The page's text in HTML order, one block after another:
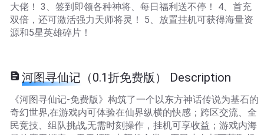
大佬！ 3、签到即领各种神将、每日福利送不停！ 4、首充
双倍，还可激活强力天师将灵！ 5、放置挂机可获得海量资
源和5星英雄碎片！
河图寻仙记（0.1折免费版） Description
《河图寻仙记-免费版》构筑了一个以东方神话传说为基石的
奇幻世界,在游戏内可体验在仙界纵横的快感；跨区交流、全
民竞技、组队挑战,无需时刻操作，挂机可享收益；游戏内海